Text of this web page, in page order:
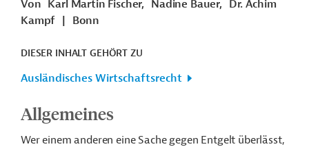
Von Karl Martin Fischer, Nadine Bauer, Dr. Achim
Kampf
Bonn
DIESER INHALT GEHÖRT ZU
Ausländisches Wirtschaftsrecht
Allgemeines
Wer einem anderen eine Sache gegen Entgelt überlässt,